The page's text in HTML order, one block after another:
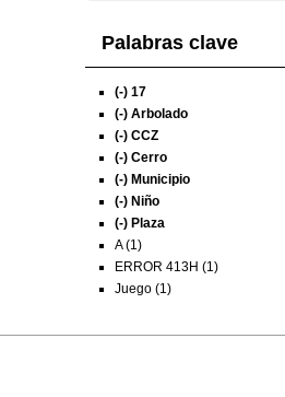
Palabras clave
(-) 17
(-) Arbolado
(-) CCZ
(-) Cerro
(-) Municipio
(-) Niño
(-) Plaza
A (1)
ERROR 413H (1)
Juego (1)